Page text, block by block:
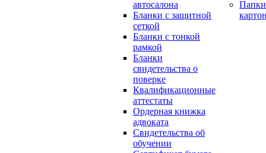
автосалона
Бланки с защитной
сеткой
Бланки с тонкой
рамкой
Бланки
свидетельства о
поверке
Квалификационные
аттестаты
Ордерная книжка
адвоката
Свидетельства об
обучении
Папки